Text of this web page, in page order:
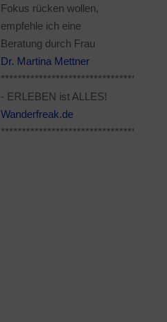
Fokus rücken wollen,
empfehle ich eine
Beratung durch Frau
Dr. Martina Mettner
- ERLEBEN ist ALLES!
Wanderfreak.de